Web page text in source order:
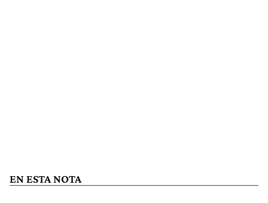
EN ESTA NOTA